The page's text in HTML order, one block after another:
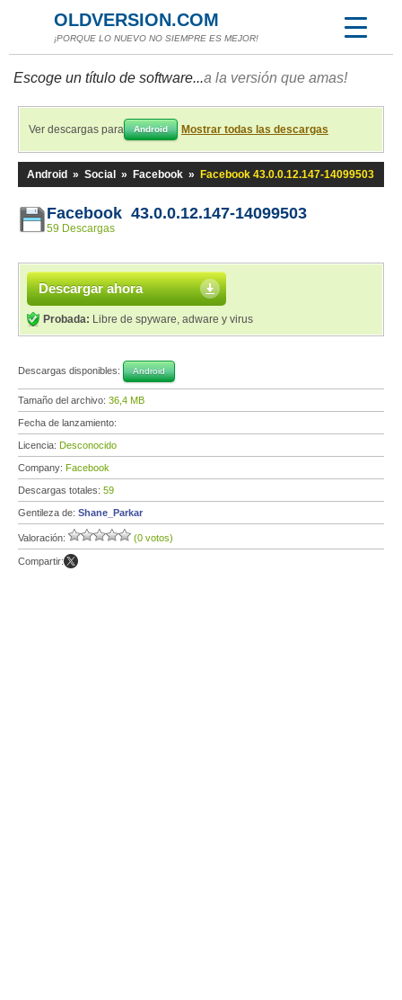
OLDVERSION.COM
¡PORQUE LO NUEVO NO SIEMPRE ES MEJOR!
Escoge un título de software...a la versión que amas!
Ver descargas para Android Mostrar todas las descargas
Android » Social » Facebook » Facebook 43.0.0.12.147-14099503
Facebook 43.0.0.12.147-14099503
59 Descargas
Descargar ahora
Probada: Libre de spyware, adware y virus
Descargas disponibles: Android
Tamaño del archivo: 36,4 MB
Fecha de lanzamiento:
Licencia: Desconocido
Company: Facebook
Descargas totales: 59
Gentileza de: Shane_Parkar
Valoración: (0 votos)
Compartir: